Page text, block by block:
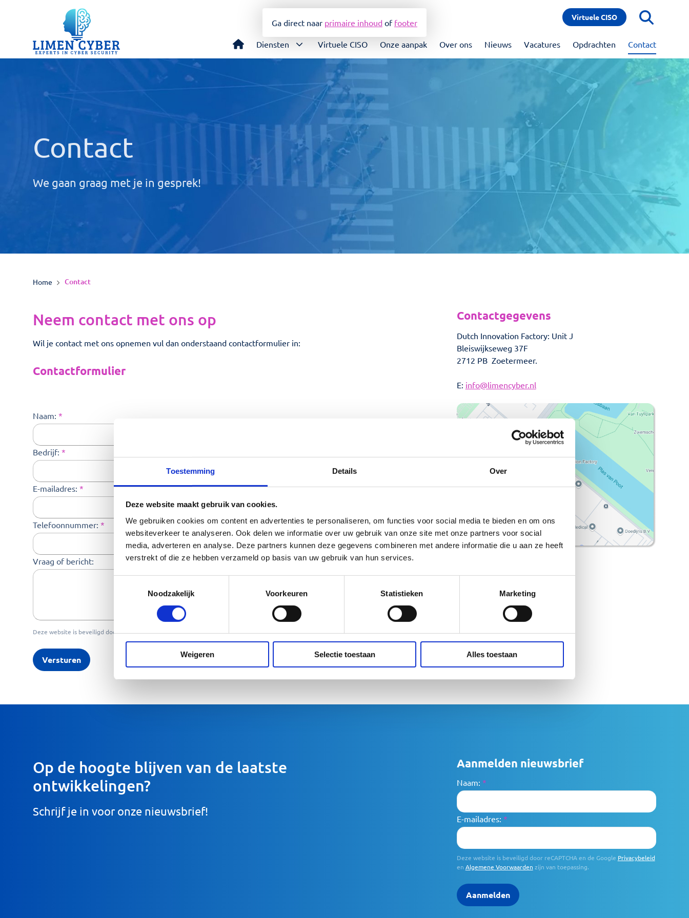
Toestemming Details Over
Deze website maakt gebruik van cookies.
We gebruiken cookies om content en advertenties te personaliseren, om functies voor social media te bieden en om ons
websiteverkeer te analyseren. Ook delen we informatie over uw gebruik van onze site met onze partners voor social
media, adverteren en analyse. Deze partners kunnen deze gegevens combineren met andere informatie die u aan ze heeft
verstrekt of die ze hebben verzameld op basis van uw gebruik van hun services.
Noodzakelijk
Voorkeuren Statistieken Marketing
Weigeren Selectie toestaan Alles toestaan
Ga direct naar primaire inhoud of footer
Virtuele CISO
Diensten
Cyber security advies
Cyber security audit
NIS2 quick scan
Virtuele CISO Onze aanpak Over ons Nieuws Vacatures Opdrachten Contact
Contact
We gaan graag met je in gesprek!
Home Contact
Neem contact met ons op
Wil je contact met ons opnemen vul dan onderstaand contactformulier in:
Contactformulier
Naam: *
Bedrijf: *
E-mailadres: *
Telefoonnummer: *
Vraag of bericht:
Deze website is beveiligd door reCAPTCHA en de GooglePrivacybeleidenAlgemene Voorwaardenzijn van toepassing.
Versturen
Contactgegevens
Dutch Innovation Factory: Unit J
Bleiswijkseweg 37F
2712 PB Zoetermeer.
E: info@limencyber.nl
Routebeschrijving
Op de hoogte blijven van de laatste
ontwikkelingen?
Schrijf je in voor onze nieuwsbrief!
Aanmelden nieuwsbrief
Naam: *
E-mailadres: *
Deze website is beveiligd door reCAPTCHA en de Google Privacybeleid
en Algemene Voorwaarden zijn van toepassing.
Aanmelden